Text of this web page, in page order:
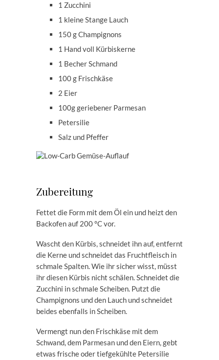
1 Zucchini
1 kleine Stange Lauch
150 g Champignons
1 Hand voll Kürbiskerne
1 Becher Schmand
100 g Frischkäse
2 Eier
100g geriebener Parmesan
Petersilie
Salz und Pfeffer
Zubereitung
Fettet die Form mit dem Öl ein und heizt den
Backofen auf 200 °C vor.
Wascht den Kürbis, schneidet ihn auf, entfernt
die Kerne und schneidet das Fruchtfleisch in
schmale Spalten. Wie ihr sicher wisst, müsst
ihr diesen Kürbis nicht schälen. Schneidet die
Zucchini in schmale Scheiben. Putzt die
Champignons und den Lauch und schneidet
beides ebenfalls in Scheiben.
Vermengt nun den Frischkäse mit dem
Schwand, dem Parmesan und den Eiern, gebt
etwas frische oder tiefgekühlte Petersilie